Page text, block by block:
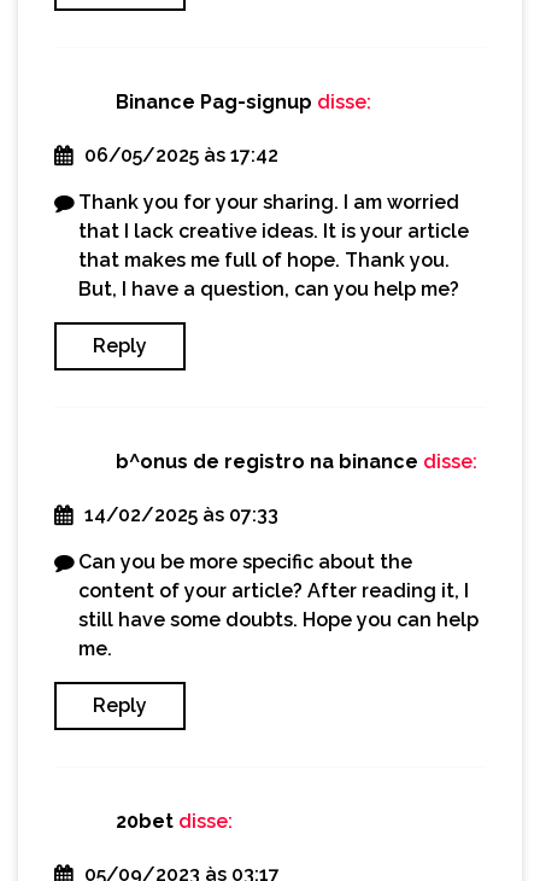
Binance Pag-signup disse:
06/05/2025 às 17:42
Thank you for your sharing. I am worried
that I lack creative ideas. It is your article
that makes me full of hope. Thank you.
But, I have a question, can you help me?
Reply
b^onus de registro na binance disse:
14/02/2025 às 07:33
Can you be more specific about the
content of your article? After reading it, I
still have some doubts. Hope you can help
me.
Reply
20bet disse:
05/09/2023 às 03:17